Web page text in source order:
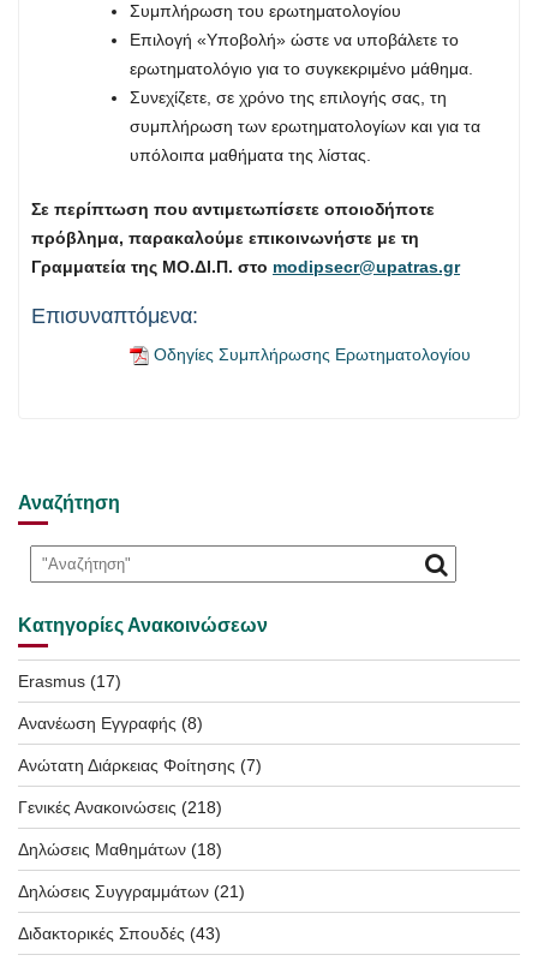
Συμπλήρωση του ερωτηματολογίου
Επιλογή «Υποβολή» ώστε να υποβάλετε το
ερωτηματολόγιο για το συγκεκριμένο μάθημα.
Συνεχίζετε, σε χρόνο της επιλογής σας, τη
συμπλήρωση των ερωτηματολογίων και για τα
υπόλοιπα μαθήματα της λίστας.
Σε περίπτωση που αντιμετωπίσετε οποιοδήποτε
πρόβλημα, παρακαλούμε επικοινωνήστε με τη
Γραμματεία της ΜΟ.ΔΙ.Π. στο modipsecr@upatras.gr
Επισυναπτόμενα:
Οδηγίες Συμπλήρωσης Ερωτηματολογίου
Αναζήτηση
Κατηγορίες Ανακοινώσεων
Erasmus (17)
Ανανέωση Εγγραφής (8)
Ανώτατη Διάρκειας Φοίτησης (7)
Γενικές Ανακοινώσεις (218)
Δηλώσεις Μαθημάτων (18)
Δηλώσεις Συγγραμμάτων (21)
Διδακτορικές Σπουδές (43)